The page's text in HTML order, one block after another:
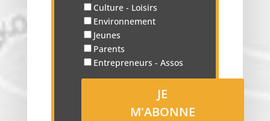
Culture - Loisirs
Environnement
Jeunes
Parents
Entrepreneurs - Assos